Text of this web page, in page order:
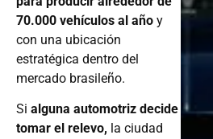
70.000 vehículos al año y
con una ubicación
estratégica dentro del
mercado brasileño.
Si alguna automotriz decide
tomar el relevo, la ciudad